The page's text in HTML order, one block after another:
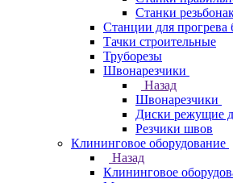
Станки
Станции для прогрева
Тачки строительные
Труборезы
Швонарезчики
Назад
Швонарезчики
Диски режущие
Резчики швов
Клининговое оборудование
Назад
Клининговое